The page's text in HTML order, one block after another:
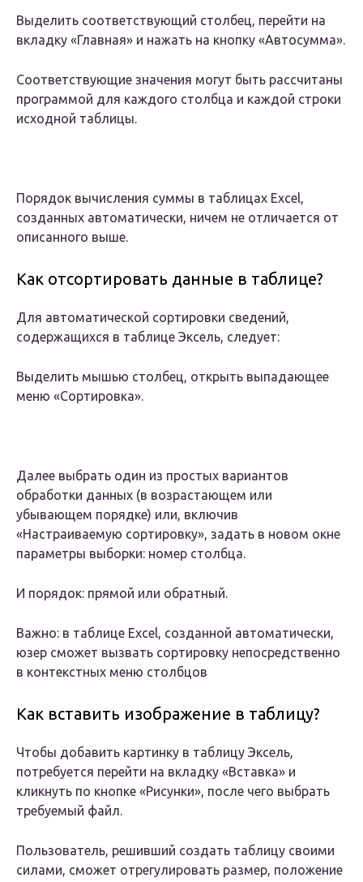
Выделить соответствующий столбец, перейти на
вкладку «Главная» и нажать на кнопку «Автосумма».
Соответствующие значения могут быть рассчитаны
программой для каждого столбца и каждой строки
исходной таблицы.
Порядок вычисления суммы в таблицах Excel,
созданных автоматически, ничем не отличается от
описанного выше.
Как отсортировать данные в таблице?
Для автоматической сортировки сведений,
содержащихся в таблице Эксель, следует:
Выделить мышью столбец, открыть выпадающее
меню «Сортировка».
Далее выбрать один из простых вариантов
обработки данных (в возрастающем или
убывающем порядке) или, включив
«Настраиваемую сортировку», задать в новом окне
параметры выборки: номер столбца.
И порядок: прямой или обратный.
Важно: в таблице Excel, созданной автоматически,
юзер сможет вызвать сортировку непосредственно
в контекстных меню столбцов
Как вставить изображение в таблицу?
Чтобы добавить картинку в таблицу Эксель,
потребуется перейти на вкладку «Вставка» и
кликнуть по кнопке «Рисунки», после чего выбрать
требуемый файл.
Пользователь, решивший создать таблицу своими
силами, сможет отрегулировать размер, положение